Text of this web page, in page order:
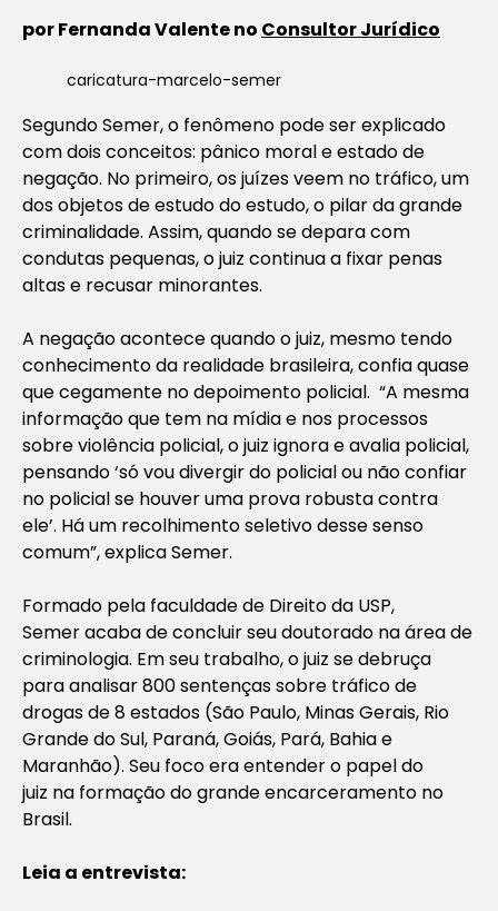
por Fernanda Valente no Consultor Jurídico
caricatura-marcelo-semer
Segundo Semer, o fenômeno pode ser explicado
com dois conceitos: pânico moral e estado de
negação. No primeiro, os juízes veem no tráfico, um
dos objetos de estudo do estudo, o pilar da grande
criminalidade. Assim, quando se depara com
condutas pequenas, o juiz continua a fixar penas
altas e recusar minorantes.
A negação acontece quando o juiz, mesmo tendo
conhecimento da realidade brasileira, confia quase
que cegamente no depoimento policial. “A mesma
informação que tem na mídia e nos processos
sobre violência policial, o juiz ignora e avalia policial,
pensando ‘só vou divergir do policial ou não confiar
no policial se houver uma prova robusta contra
ele’. Há um recolhimento seletivo desse senso
comum”, explica Semer.
Formado pela faculdade de Direito da USP,
Semer acaba de concluir seu doutorado na área de
criminologia. Em seu trabalho, o juiz se debruça
para analisar 800 sentenças sobre tráfico de
drogas de 8 estados (São Paulo, Minas Gerais, Rio
Grande do Sul, Paraná, Goiás, Pará, Bahia e
Maranhão). Seu foco era entender o papel do
juiz na formação do grande encarceramento no
Brasil.
Leia a entrevista: